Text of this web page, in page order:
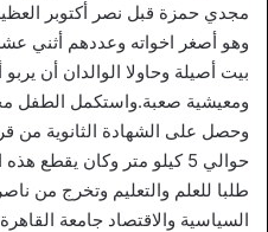
مجدي حمزة قبل نصر أكتوبر
وهو أصغر اخواته وعددهم أثني
بيت أصيلة وحاولا الوالدان أن
ومعيشية صعبة.واستكمل الطفل
وحصل على الشهادة الثانوية من
حوالي 5 كيلو متر وكان يقطع
طلبا للعلم والتعليم وتخرج من
السياسية والاقتصاد جامعة